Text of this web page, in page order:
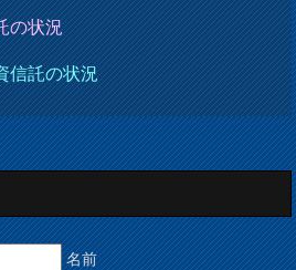
の状況
信託の状況
名前